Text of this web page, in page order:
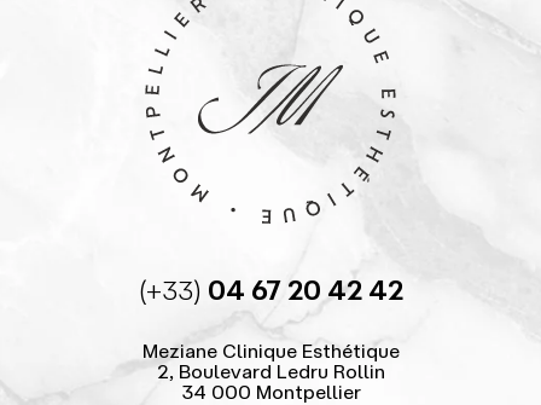
(+33) 04 67 20 42 42
Meziane Clinique Esthétique
2, Boulevard Ledru Rollin
34 000 Montpellier